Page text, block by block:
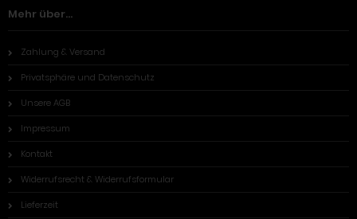
Mehr über...
Zahlung & Versand
Privatsphäre und Datenschutz
Unsere AGB
Impressum
Kontakt
Widerrufsrecht & Widerrufsformular
Lieferzeit